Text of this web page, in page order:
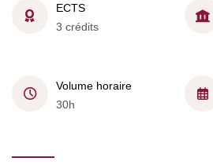
ECTS
3 crédits
Volume horaire
30h